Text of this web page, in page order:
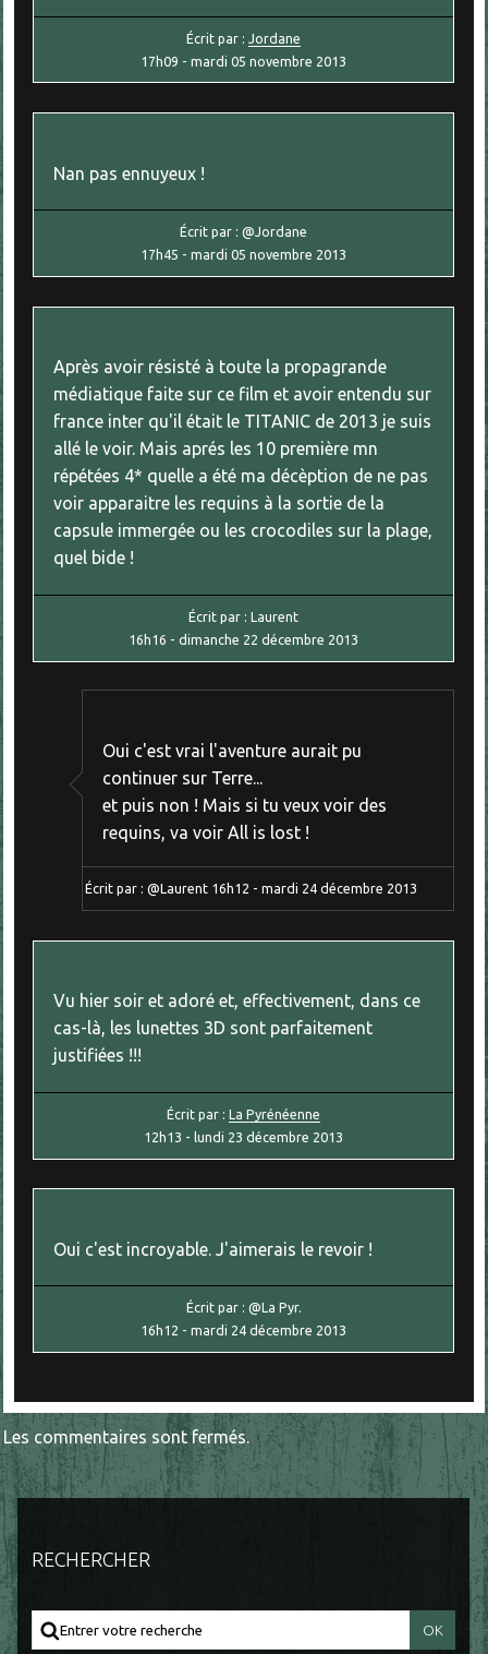
Écrit par : Jordane
17h09 -mardi 05 novembre 2013
Nan pas ennuyeux !
Écrit par :@Jordane
17h45 -mardi 05 novembre 2013
Après avoir résisté à toute la propagrande
médiatique faite sur ce film et avoir entendu sur
france inter qu'il était le TITANIC de 2013 je suis
allé le voir. Mais aprés les 10 première mn
répétées 4* quelle a été ma décèption de ne pas
voir apparaitre les requins à la sortie de la
capsule immergée ou les crocodiles sur la plage,
quel bide !
Écrit par :Laurent
16h16 -dimanche 22 décembre 2013
Oui c'est vrai l'aventure aurait pu
continuer sur Terre...
et puis non ! Mais si tu veux voir des
requins, va voir All is lost !
Écrit par :@Laurent 16h12 -mardi 24 décembre 2013
Vu hier soir et adoré et, effectivement, dans ce
cas-là, les lunettes 3D sont parfaitement
justifiées !!!
Écrit par :La Pyrénéenne
12h13 -lundi 23 décembre 2013
Oui c'est incroyable. J'aimerais le revoir !
Écrit par : @La Pyr.
16h12 -mardi 24 décembre 2013
Les commentaires sont fermés.
RECHERCHER